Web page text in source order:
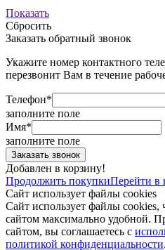
Показать
Сбросить
Заказать обратный звонок
Укажите номер контактного
перезвонит Вам в течение
Телефон*
заполните поле
Имя*
заполните поле
Добавлен в корзину!
Продолжить покупкиПерейти в
Сайт использует файлы cookies
Сайт использует файлы cookies,
сайтом максимально удобной.
сайтом, вы соглашаетесь с
политикой конфиденциальности.